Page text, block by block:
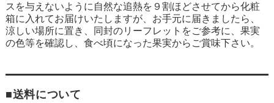
スを与えないように自然な追熱を９割ほどさせてから化粧
箱に入れてお届けいたしますが、お手元に届きましたら、
涼しい場所に置き、同封のリーフレットをご参考に、果実
の色等を確認し、食べ頃になった果実からご賞味下さい。
■送料について